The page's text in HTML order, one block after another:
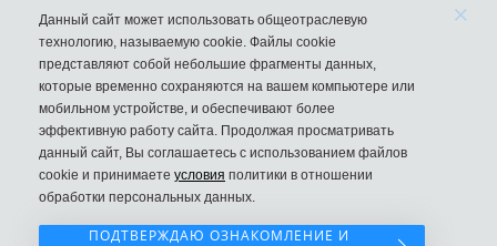
Viber
Данный сайт может использовать общеотраслевую
технологию, называемую cookie. Файлы cookie
представляют собой небольшие фрагменты данных,
которые временно сохраняются на вашем компьютере или
мобильном устройстве, и обеспечивают более
эффективную работу сайта. Продолжая просматривать
данный сайт, Вы соглашаетесь с использованием файлов
cookie и принимаете условия политики в отношении
обработки персональных данных.
×
ПОДТВЕРЖДАЮ ОЗНАКОМЛЕНИЕ И